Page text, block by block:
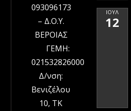
093096173
– Δ.Ο.Υ.
ΒΕΡΟΙΑΣ
ΓΕΜΗ:
021532826000
Δ/νση:
Βενιζέλου
10, ΤΚ
ΙΟΎΛ
12